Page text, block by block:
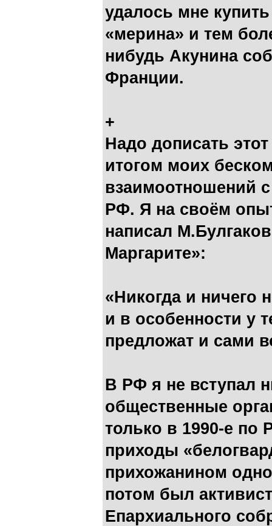
удалось мне
«мерина» и тем
нибудь Акунина
Франции.
+
Надо дописать
итогом моих
взаимоотношений
РФ. Я на своём
написал
Маргарите»:
«Никогда и ничего
и в особенности у
предложат и сами
В РФ я не вступал
общественные
только в 1990-е по
приходы
прихожанином
потом был
Епархиального